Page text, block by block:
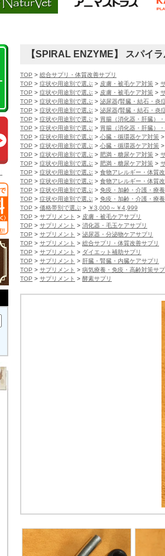
【SPIRAL ENZYME】 スパイ
TOP > 総合サプリ・体質改善サプリ
TOP > 症状や用途別で選ぶ > 皮膚・被毛ケア対策 >
TOP > 症状や用途別で選ぶ > 皮膚・被毛ケア対策 >
TOP > 症状や用途別で選ぶ > 泌尿器(腎臓・結石・炎
TOP > 症状や用途別で選ぶ > 泌尿器(腎臓・結石・炎
TOP > 症状や用途別で選ぶ > 胃腸（消化器・肝臓）
TOP > 症状や用途別で選ぶ > 胃腸（消化器・肝臓）
TOP > 症状や用途別で選ぶ > 心臓・循環器ケア対策 >
TOP > 症状や用途別で選ぶ > 心臓・循環器ケア対策 >
TOP > 症状や用途別で選ぶ > 肥満・糖尿ケア対策 >
TOP > 症状や用途別で選ぶ > 肥満・糖尿ケア対策 >
TOP > 症状や用途別で選ぶ > 食物アレルギー・体質
TOP > 症状や用途別で選ぶ > 食物アレルギー・体質
TOP > 症状や用途別で選ぶ > 免疫・加齢・介護・療
TOP > 症状や用途別で選ぶ > 免疫・加齢・介護・療
TOP > 価格帯別で選ぶ > ￥3,000～￥4,999
TOP > サプリメント > 皮膚・被毛ケアサプリ
TOP > サプリメント > 消化器・毛玉ケアサプリ
TOP > サプリメント > 泌尿器・分泌物ケアサプリ
TOP > サプリメント > 総合サプリ・体質改善サプリ
TOP > サプリメント > ダイエット補助サプリ
TOP > サプリメント > 肝臓・腎臓・内臓ケアサプリ
TOP > サプリメント > 病気療養・免疫・高齢対策サプ
TOP > サプリメント > 酵素サプリ